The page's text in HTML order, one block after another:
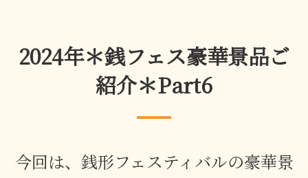
2024年＊銭フェス豪華景品ご
紹介＊Part6
今回は、銭形フェスティバルの豪華景